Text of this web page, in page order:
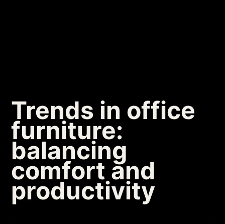
Trends in office
furniture:
balancing
comfort and
productivity